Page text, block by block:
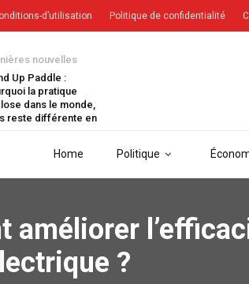
Home Politique
nouvelles
Up Paddle :
la pratique
dans le monde,
reste différente en
d’utilisation Politique de confidentialité
améliorer
?